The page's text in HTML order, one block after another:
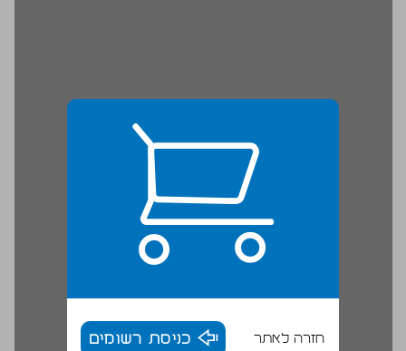
חזרה לאתר כניסת רשומים